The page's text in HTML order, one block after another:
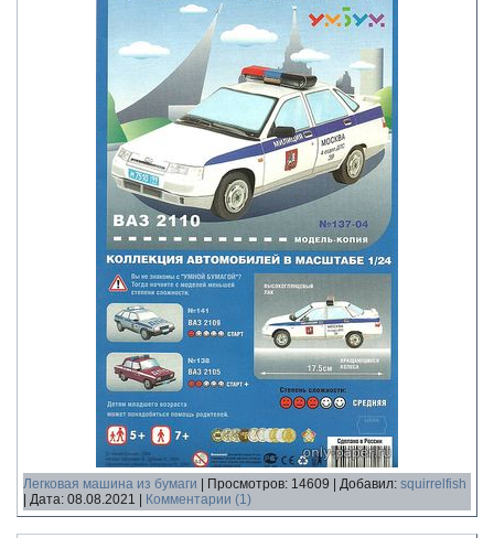
Легковая машина из бумаги | Просмотров: 14609 | Добавил: squirrelfish
| Дата: 08.08.2021 | Комментарии (1)